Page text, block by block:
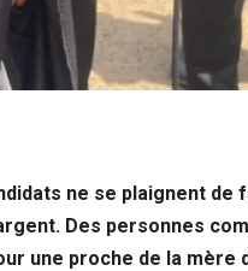
ne se plaignent de
Des personnes
une proche de la mère